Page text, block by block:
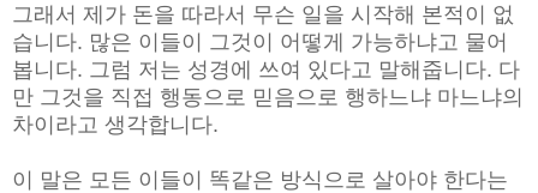
그래서 제가 돈을 따라서 무슨 일을 시작해 본적이 없
습니다. 많은 이들이 그것이 어떻게 가능하냐고 물어
봅니다. 그럼 저는 성경에 쓰여 있다고 말해줍니다. 다
만 그것을 직접 행동으로 믿음으로 행하느냐 마느냐의
차이라고 생각합니다.
이 말은 모든 이들이 똑같은 방식으로 살아야 한다는